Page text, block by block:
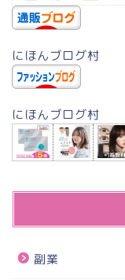
にほんブログ村
にほんブログ村
副業